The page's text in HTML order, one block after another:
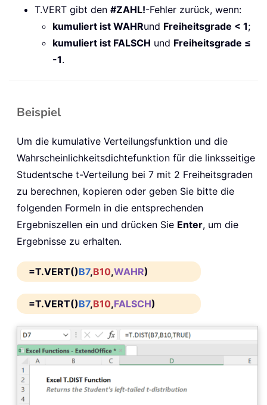
T.VERT gibt den #ZAHL!-Fehler zurück, wenn:
kumuliert ist WAHRund Freiheitsgrade < 1;
kumuliert ist FALSCH und Freiheitsgrade ≤
-1.
Beispiel
Um die kumulative Verteilungsfunktion und die
Wahrscheinlichkeitsdichtefunktion für die linksseitige
Studentsche t-Verteilung bei 7 mit 2 Freiheitsgraden
zu berechnen, kopieren oder geben Sie bitte die
folgenden Formeln in die entsprechenden
Ergebniszellen ein und drücken Sie Enter, um die
Ergebnisse zu erhalten.
=T.VERT()B7,B10,WAHR)
=T.VERT()B7,B10,FALSCH)